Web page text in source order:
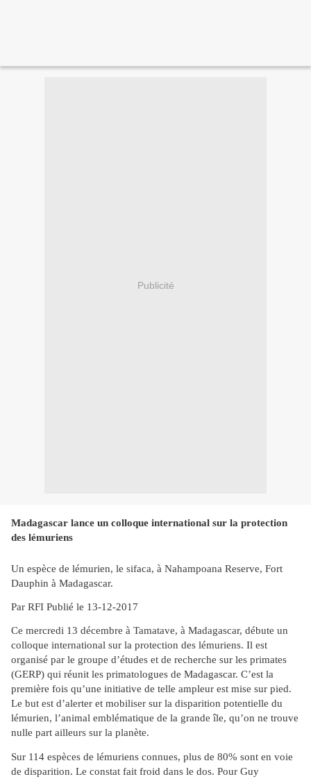
Publicité
Madagascar lance un colloque international sur la protection
des lémuriens
Un espèce de lémurien, le sifaca, à Nahampoana Reserve, Fort
Dauphin à Madagascar.
Par RFI Publié le 13-12-2017
Ce mercredi 13 décembre à Tamatave, à Madagascar, débute un
colloque international sur la protection des lémuriens. Il est
organisé par le groupe d’études et de recherche sur les primates
(GERP) qui réunit les primatologues de Madagascar. C’est la
première fois qu’une initiative de telle ampleur est mise sur pied.
Le but est d’alerter et mobiliser sur la disparition potentielle du
lémurien, l’animal emblématique de la grande île, qu’on ne trouve
nulle part ailleurs sur la planète.
Sur 114 espèces de lémuriens connues, plus de 80% sont en voie
de disparition. Le constat fait froid dans le dos. Pour Guy